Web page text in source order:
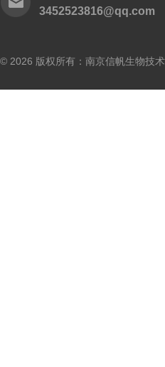
3452523816@qq.com
© 2026 版权所有：南京信帆生物技